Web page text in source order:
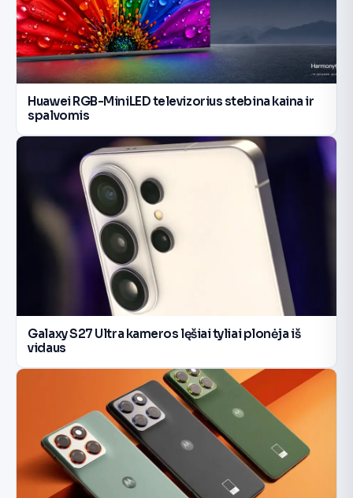
Huawei RGB-MiniLED televizorius stebina kaina ir
spalvomis
Galaxy S27 Ultra kameros lęšiai tyliai plonėja iš
vidaus